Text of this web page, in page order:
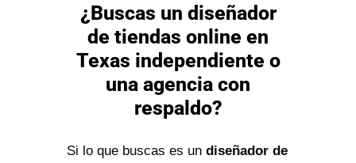
¿Buscas un diseñador
de tiendas online en
Texas independiente o
una agencia con
respaldo?
Si lo que buscas es un diseñador de